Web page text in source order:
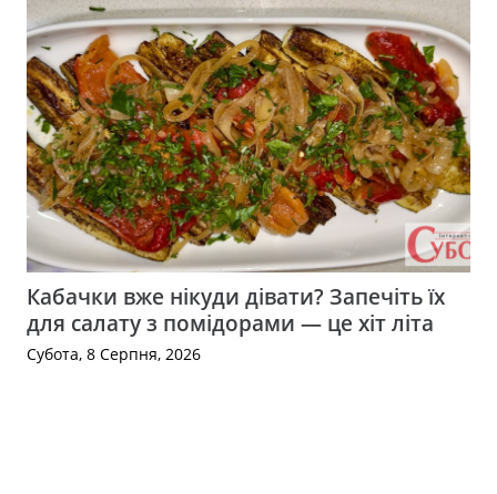
Кабачки вже нікуди дівати? Запечіть їх
для салату з помідорами — це хіт літа
Субота, 8 Серпня, 2026